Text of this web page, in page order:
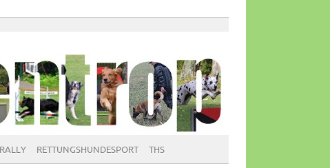
RALLY RETTUNGSHUNDESPORT THS